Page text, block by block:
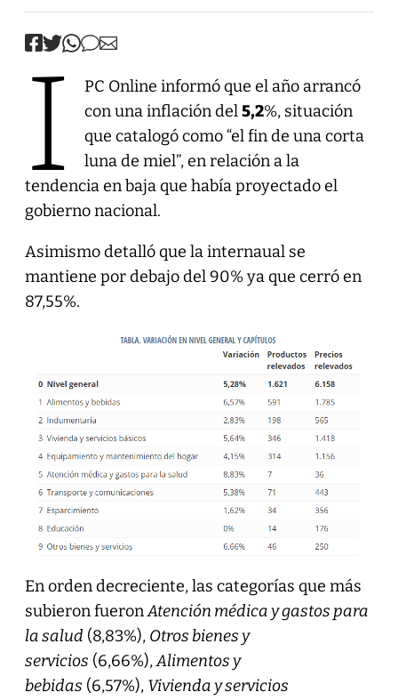
I
PC Online informó que el año arrancó
con una inflación del5,2%, situación
que catalogó como “el fin de una corta
luna de miel”, en relación a la
tendencia en baja que había proyectado el
gobierno nacional.
Asimismo detalló que la internaual se
mantiene por debajo del 90% ya que cerró en
87,55%.
En orden decreciente, las categorías que más
subieron fueronAtención médica y gastos para
la salud (8,83%), Otros bienes y
servicios (6,66%),Alimentos y
bebidas (6,57%), Vivienda y servicios